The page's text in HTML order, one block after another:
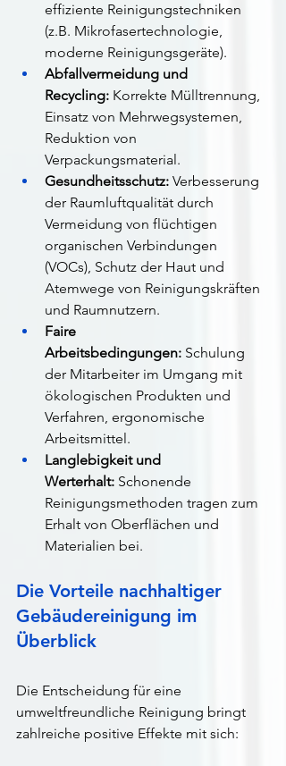
effiziente Reinigungstechniken
(z.B. Mikrofasertechnologie,
moderne Reinigungsgeräte).
Abfallvermeidung und
Recycling: Korrekte Mülltrennung,
Einsatz von Mehrwegsystemen,
Reduktion von
Verpackungsmaterial.
Gesundheitsschutz: Verbesserung
der Raumluftqualität durch
Vermeidung von flüchtigen
organischen Verbindungen
(VOCs), Schutz der Haut und
Atemwege von Reinigungskräften
und Raumnutzern.
Faire
Arbeitsbedingungen: Schulung
der Mitarbeiter im Umgang mit
ökologischen Produkten und
Verfahren, ergonomische
Arbeitsmittel.
Langlebigkeit und
Werterhalt: Schonende
Reinigungsmethoden tragen zum
Erhalt von Oberflächen und
Materialien bei.
Die Vorteile nachhaltiger
Gebäudereinigung im
Überblick
Die Entscheidung für eine
umweltfreundliche Reinigung bringt
zahlreiche positive Effekte mit sich: